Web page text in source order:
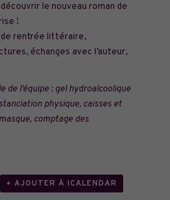
le nouveau roman de
!
rentrée littéraire,
échanges avec l’auteur,
de l’équipe : gel hydroalcoolique
physique, caisses et
comptage des
+ AJOUTER À ICALENDAR